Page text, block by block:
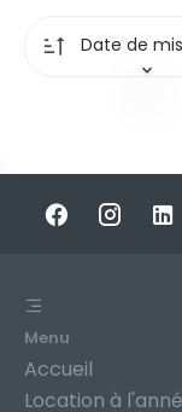
Date de
Menu
Accueil
Location à